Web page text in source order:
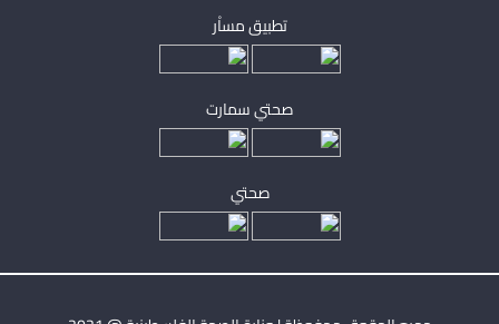
تطبيق مساْر
صحتي سمارت
صحتي